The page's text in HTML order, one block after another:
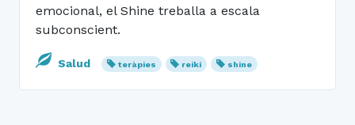
emocional, el Shine treballa a escala
subconscient.
Salud teràpies reiki shine